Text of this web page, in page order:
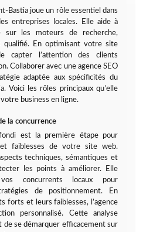
Bastia joue un rôle essentiel dans
entreprises locales. Elle aide à
sur les moteurs de recherche,
qualifié. En optimisant votre site
capter l’attention des clients
Collaborer avec une agence SEO
adaptée aux spécificités du
Voici les rôles principaux qu’elle
business en ligne.
la concurrence
est la première étape pour
faiblesses de votre site web.
techniques, sémantiques et
les points à améliorer. Elle
concurrents locaux pour
de positionnement. En
forts et leurs faiblesses, l’agence
personnalisé. Cette analyse
se démarquer efficacement sur